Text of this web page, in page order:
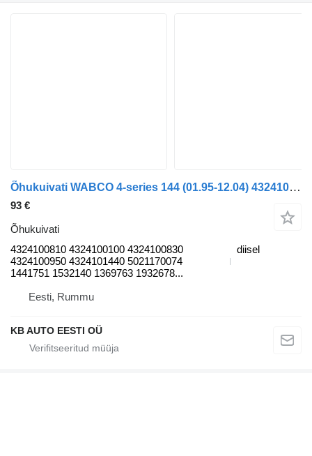
Õhukuivati WABCO 4-series 144 (01.95-12.04) 4324100810 tüübi jaoks veoauto Scania 4-series (1995-2006)
93 €
Õhukuivati
4324100810 4324100100 4324100830
4324100950 4324101440 5021170074
1441751 1532140 1369763 1932678...
diisel
Eesti, Rummu
KB AUTO EESTI OÜ